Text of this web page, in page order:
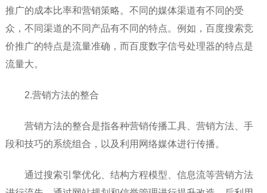
推广的成本比率和营销策略。不同的媒体渠道有不同的受
众，不同渠道的不同产品有不同的特点。例如，百度搜索竞
价推广的特点是流量准确，而百度数字信号处理器的特点是
流量大。
2.营销方法的整合
营销方法的整合是指各种营销传播工具、营销方法、手
段和技巧的系统组合，以及利用网络媒体进行传播。
通过搜索引擎优化、结构方程模型、信息流等营销方法